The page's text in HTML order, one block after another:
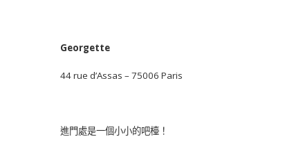
Georgette
44 rue d’Assas – 75006 Paris
進門處是一個小小的吧檯！